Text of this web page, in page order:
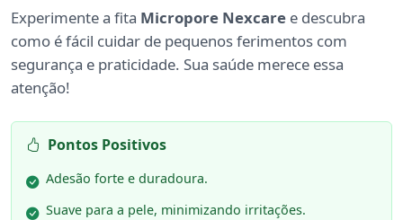
Experimente a fita Micropore Nexcare e descubra
como é fácil cuidar de pequenos ferimentos com
segurança e praticidade. Sua saúde merece essa
atenção!
Pontos Positivos
Adesão forte e duradoura.
Suave para a pele, minimizando irritações.